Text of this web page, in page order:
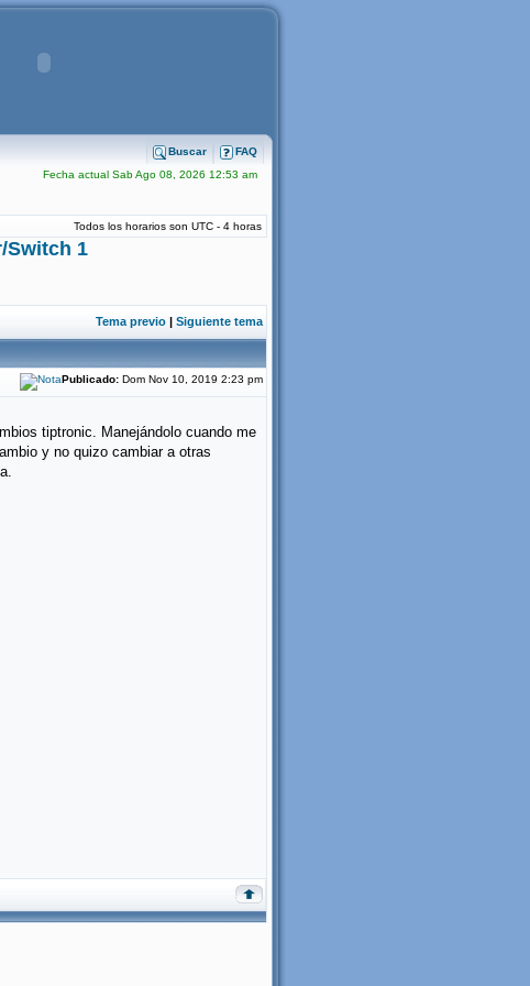
FAQ
Buscar
Fecha actual Sab Ago 08, 2026 12:53 am
Todos los horarios son UTC - 4 horas
Switch 1
Tema previo | Siguiente tema
Publicado: Dom Nov 10, 2019 2:23 pm
tiptronic. Manejándolo cuando me
y no quizo cambiar a otras